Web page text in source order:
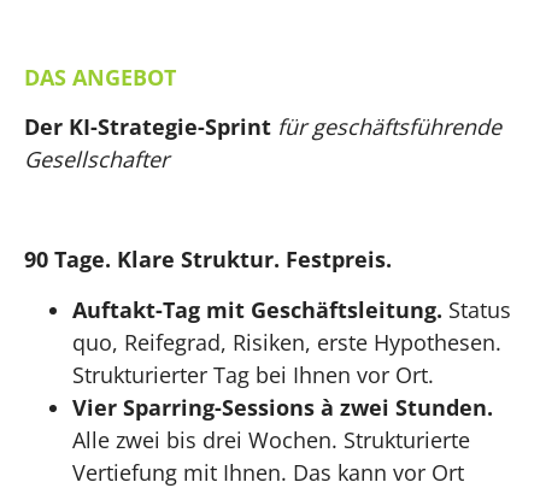
DAS ANGEBOT
Der KI-Strategie-Sprint für geschäftsführende
Gesellschafter
90 Tage. Klare Struktur. Festpreis.
Auftakt-Tag mit Geschäftsleitung. Status
quo, Reifegrad, Risiken, erste Hypothesen.
Strukturierter Tag bei Ihnen vor Ort.
Vier Sparring-Sessions à zwei Stunden.
Alle zwei bis drei Wochen. Strukturierte
Vertiefung mit Ihnen. Das kann vor Ort